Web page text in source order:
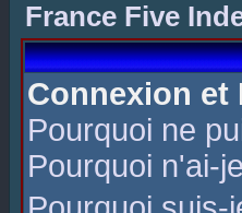
France Five
Connexion et
Pourquoi ne
Pourquoi n'ai-